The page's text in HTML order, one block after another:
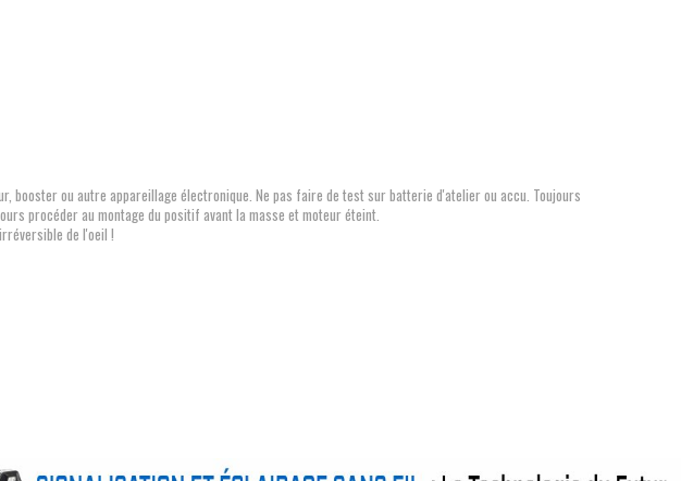
booster ou autre appareillage électronique. Ne pas faire de test sur batterie d'atelier ou accu. Toujours
procéder au montage du positif avant la masse et moteur éteint.
de l'oeil !